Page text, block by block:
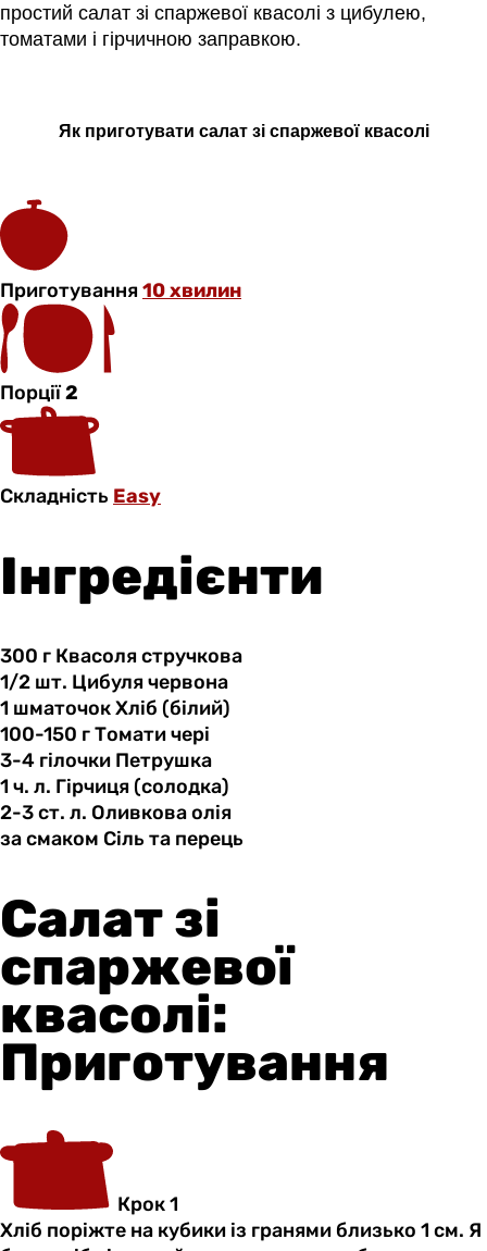
простий салат зі спаржевої квасолі з цибулею,
томатами і гірчичною заправкою.
Як приготувати салат зі спаржевої квасолі
Приготування10 хвилин
Порції2
Складність Easy
Інгредієнти
300 г Квасолястручкова
1/2 шт. Цибулячервона
1 шматочокХліб (білий)
100-150 гТоматичері
3-4 гілочки Петрушка
1 ч. л. Гірчиця (солодка)
2-3 ст. л. Оливкова олія
за смаком Сіль та перець
Салат зі
спаржевої
квасолі:
Приготування
Крок 1
Хліб поріжте на кубики із гранями близько 1 см. Я